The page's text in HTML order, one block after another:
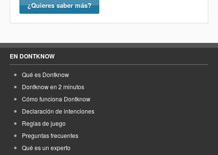
¿Quieres saber más?
EN DONTKNOW
Qué es Dontknow
Dontknow en 2 minutos
Cómo funciona Dontknow
Declaración de intenciones
Reglas de juego
Preguntas frecuentes
Qué es un experto